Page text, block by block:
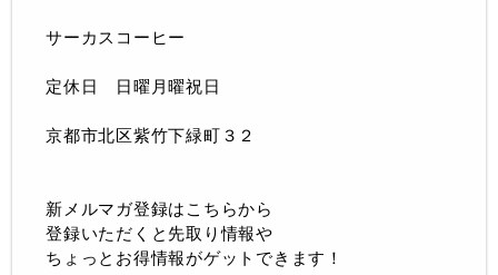
サーカスコーヒー
定休日 日曜月曜祝日
京都市北区紫竹下緑町３２
新メルマガ登録はこちらから
登録いただくと先取り情報や
ちょっとお得情報がゲットできます！